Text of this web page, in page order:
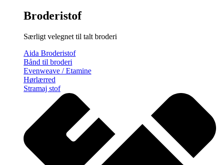
Broderistof
Særligt velegnet til talt broderi
Aida Broderistof
Bånd til broderi
Evenweave / Etamine
Hørlærred
Stramaj stof